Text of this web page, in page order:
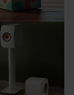
ORA
Card